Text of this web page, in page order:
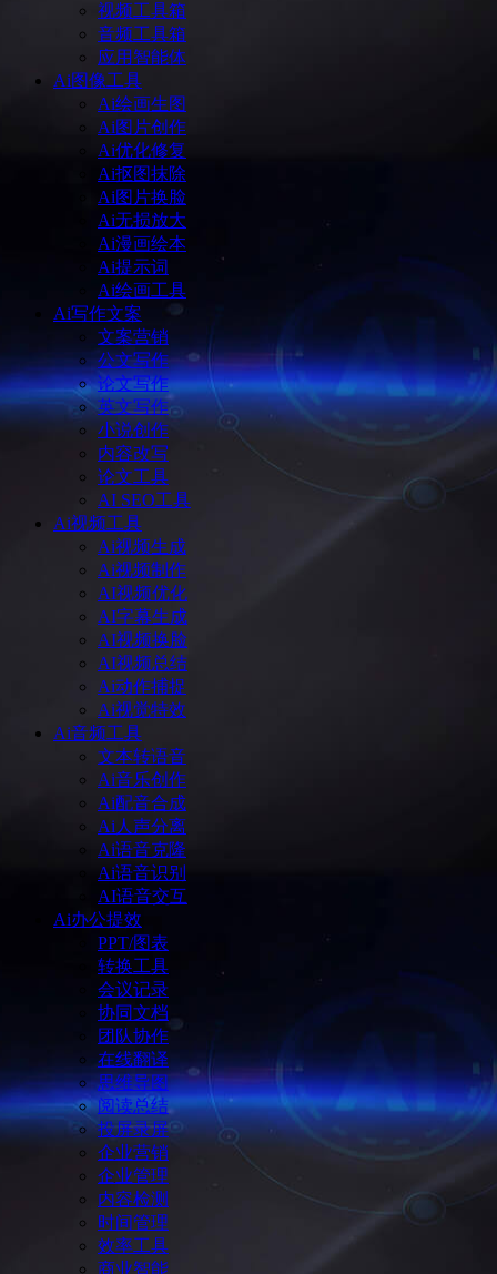
视频工具箱
音频工具箱
应用智能体
Ai图像工具
Ai绘画生图
Ai图片创作
Ai优化修复
Ai抠图抹除
Ai图片换脸
Ai无损放大
Ai漫画绘本
Ai提示词
Ai绘画工具
Ai写作文案
文案营销
公文写作
论文写作
英文写作
小说创作
内容改写
论文工具
AI SEO工具
Ai视频工具
Ai视频生成
Ai视频制作
AI视频优化
AI字幕生成
AI视频换脸
AI视频总结
Ai动作捕捉
Ai视觉特效
Ai音频工具
文本转语音
Ai音乐创作
Ai配音合成
Ai人声分离
Ai语音克隆
Ai语音识别
AI语音交互
Ai办公提效
PPT/图表
转换工具
会议记录
协同文档
团队协作
在线翻译
思维导图
阅读总结
投屏录屏
企业营销
企业管理
内容检测
时间管理
效率工具
商业智能